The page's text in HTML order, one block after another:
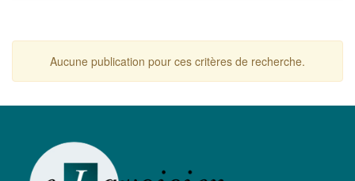
Aucune publication pour ces critères de recherche.